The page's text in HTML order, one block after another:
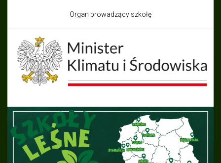
Organ prowadzący szkołę